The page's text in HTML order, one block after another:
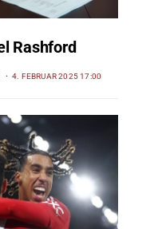
Rashford
4. FEBRUAR 2025 17:00